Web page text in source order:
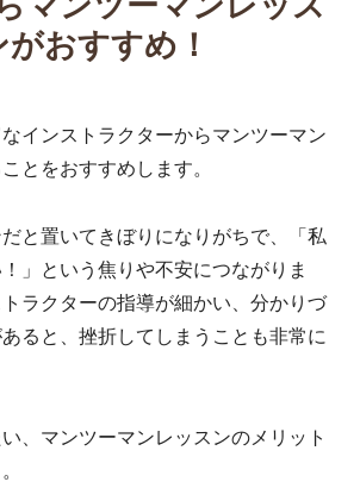
がおすすめ！
インストラクターからマンツーマン
とをおすすめします。
と置いてきぼりになりがちで、「私
」という焦りや不安につながりま
ラクターの指導が細かい、分かりづ
ると、挫折してしまうことも非常に
、マンツーマンレッスンのメリット